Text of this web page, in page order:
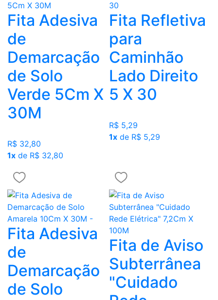
Fita Adesiva
de
Demarcação
de Solo
Verde 5Cm X
30M
R$ 32,80
1x de R$ 32,80
Fita Refletiva
para
Caminhão
Lado Direito
5 X 30
R$ 5,29
1x de R$ 5,29
Fita Adesiva
de
Demarcação
de Solo
Fita de Aviso
Subterrânea
"Cuidado